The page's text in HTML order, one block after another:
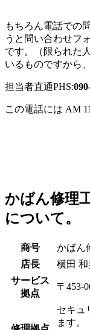
もちろん電話での
うと問い合わせフ
です。（限られた
いるものですから
担当者直通PHS:
この電話には AM
かばん修理
について。
商号
かばん
店長
横田 和
サービス
拠点
〒453-
セキュ
ます。